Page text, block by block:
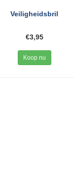
Veiligheidsbril
€3,95
Koop nu